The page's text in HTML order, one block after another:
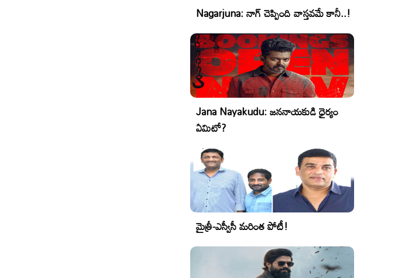
Nagarjuna: నాగ్ చెప్పింది వాస్తవమే కానీ..!
Jana Nayakudu: జననాయకుడి ధైర్యం
ఏమిటో?
మైత్రీ-ఎస్వీసీ మరింత పోటీ!